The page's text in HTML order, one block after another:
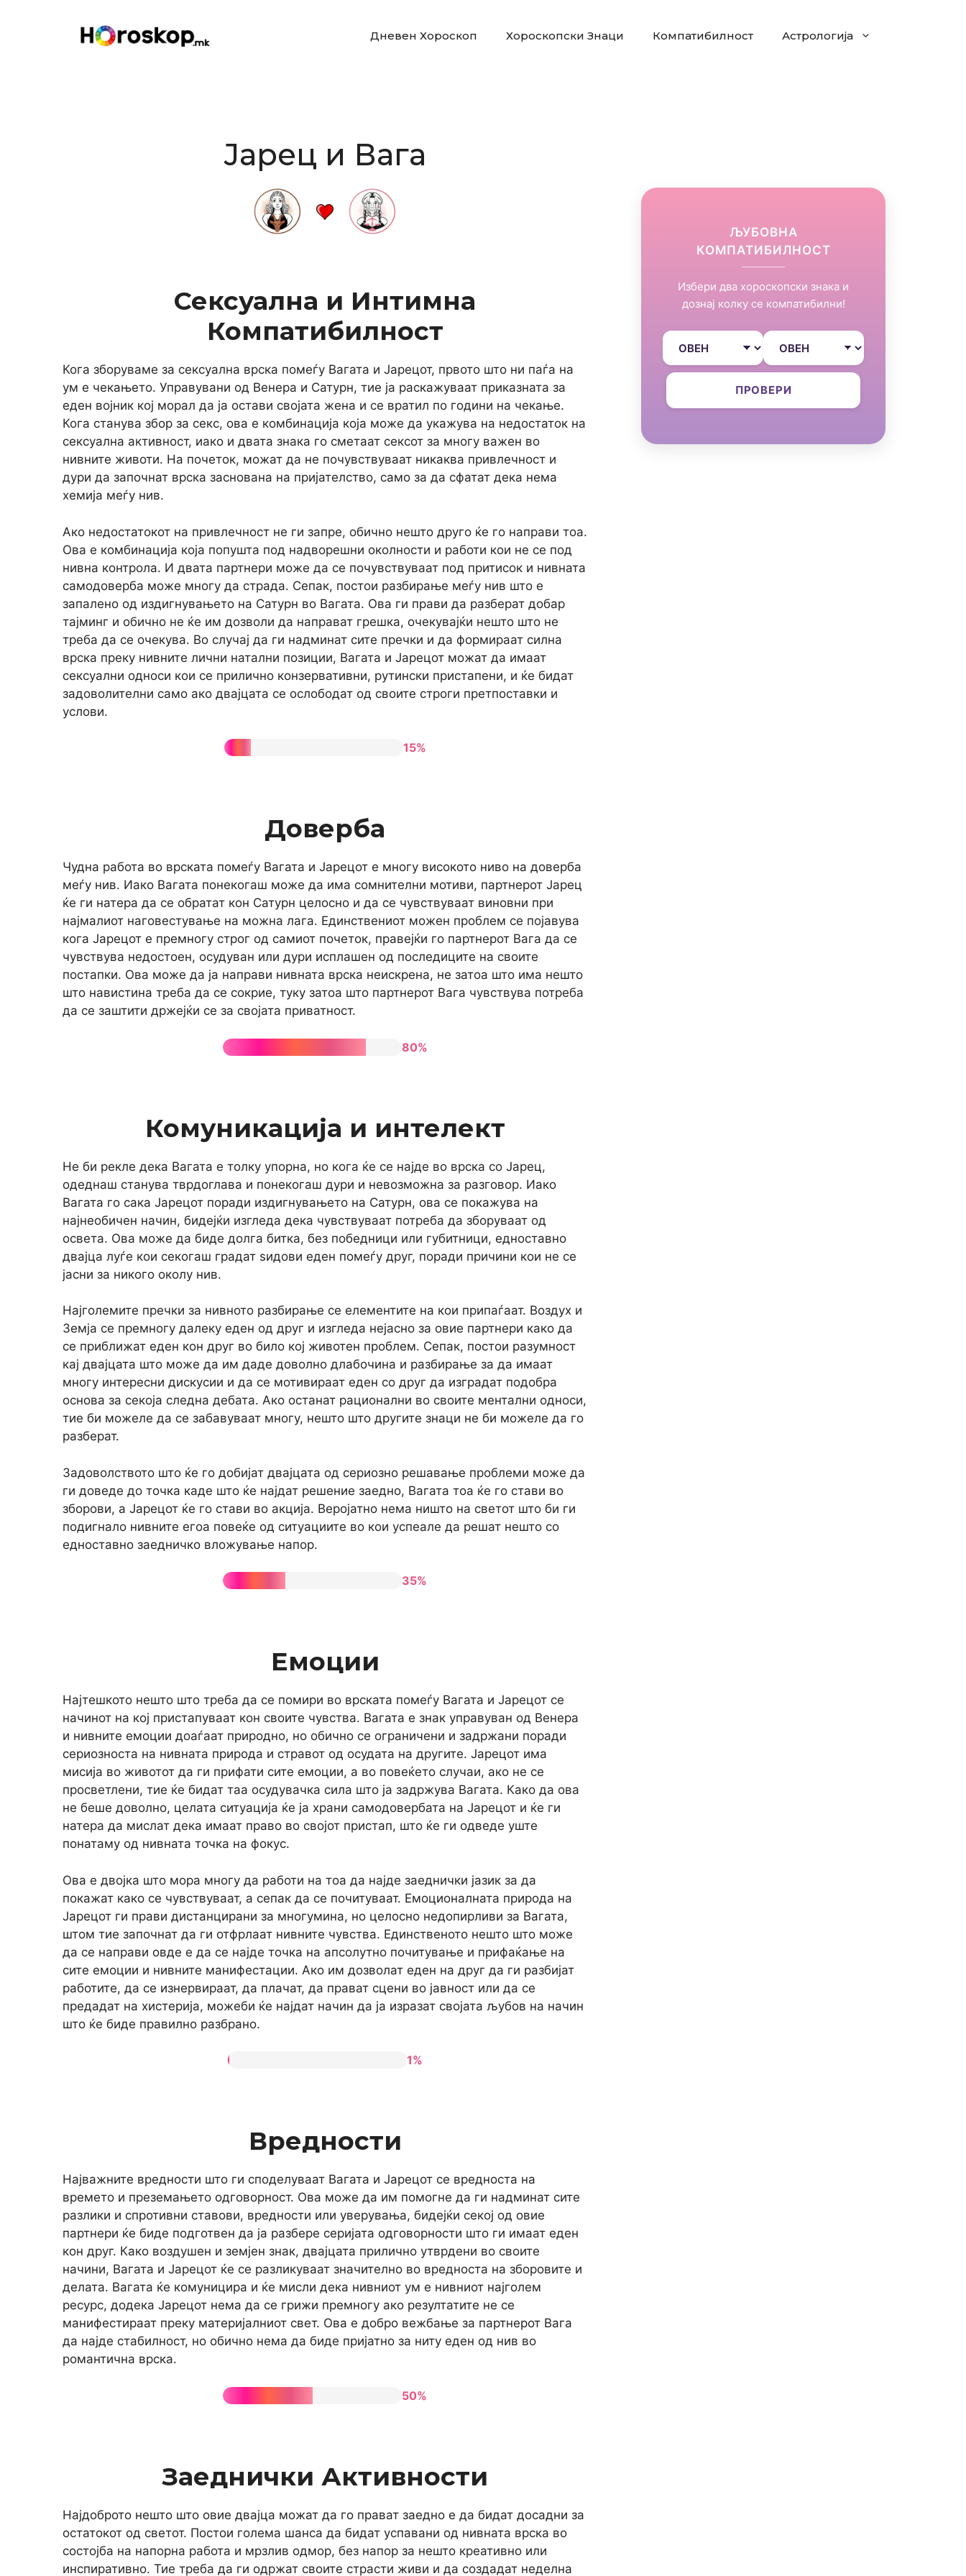
Дневен Хороскоп Хороскопски Знаци Компатибилност Астрологија
Јарец и Вага
Сексуална и Интимна
Компатибилност
Кога зборуваме за сексуална врска помеѓу Вагата и Јарецот, првото што ни паѓа на
ум е чекањето. Управувани од Венера и Сатурн, тие ја раскажуваат приказната за
еден војник кој морал да ја остави својата жена и се вратил по години на чекање.
Кога станува збор за секс, ова е комбинација која може да укажува на недостаток на
сексуална активност, иако и двата знака го сметаат сексот за многу важен во
нивните животи. На почеток, можат да не почувствуваат никаква привлечност и
дури да започнат врска заснована на пријателство, само за да сфатат дека нема
хемија меѓу нив.
Ако недостатокот на привлечност не ги запре, обично нешто друго ќе го направи тоа.
Ова е комбинација која попушта под надворешни околности и работи кои не се под
нивна контрола. И двата партнери може да се почувствуваат под притисок и нивната
самодоверба може многу да страда. Сепак, постои разбирање меѓу нив што е
запалено од издигнувањето на Сатурн во Вагата. Ова ги прави да разберат добар
тајминг и обично не ќе им дозволи да направат грешка, очекувајќи нешто што не
треба да се очекува. Во случај да ги надминат сите пречки и да формираат силна
врска преку нивните лични натални позиции, Вагата и Јарецот можат да имаат
сексуални односи кои се прилично конзервативни, рутински пристапени, и ќе бидат
задоволителни само ако двајцата се ослободат од своите строги претпоставки и
услови.
15%
Доверба
Чудна работа во врската помеѓу Вагата и Јарецот е многу високото ниво на доверба
меѓу нив. Иако Вагата понекогаш може да има сомнителни мотиви, партнерот Јарец
ќе ги натера да се обратат кон Сатурн целосно и да се чувствуваат виновни при
најмалиот наговестување на можна лага. Единствениот можен проблем се појавува
кога Јарецот е премногу строг од самиот почеток, правејќи го партнерот Вага да се
чувствува недостоен, осудуван или дури исплашен од последиците на своите
постапки. Ова може да ја направи нивната врска неискрена, не затоа што има нешто
што навистина треба да се сокрие, туку затоа што партнерот Вага чувствува потреба
да се заштити држејќи се за својата приватност.
80%
Комуникација и интелект
Не би рекле дека Вагата е толку упорна, но кога ќе се најде во врска со Јарец,
одеднаш станува тврдоглава и понекогаш дури и невозможна за разговор. Иако
Вагата го сака Јарецот поради издигнувањето на Сатурн, ова се покажува на
најнеобичен начин, бидејќи изгледа дека чувствуваат потреба да зборуваат од
освета. Ова може да биде долга битка, без победници или губитници, едноставно
двајца луѓе кои секогаш градат ѕидови еден помеѓу друг, поради причини кои не се
јасни за никого околу нив.
Најголемите пречки за нивното разбирање се елементите на кои припаѓаат. Воздух и
Земја се премногу далеку еден од друг и изгледа нејасно за овие партнери како да
се приближат еден кон друг во било кој животен проблем. Сепак, постои разумност
кај двајцата што може да им даде доволно длабочина и разбирање за да имаат
многу интересни дискусии и да се мотивираат еден со друг да изградат подобра
основа за секоја следна дебата. Ако останат рационални во своите ментални односи,
тие би можеле да се забавуваат многу, нешто што другите знаци не би можеле да го
разберат.
Задоволството што ќе го добијат двајцата од сериозно решавање проблеми може да
ги доведе до точка каде што ќе најдат решение заедно, Вагата тоа ќе го стави во
зборови, а Јарецот ќе го стави во акција. Веројатно нема ништо на светот што би ги
подигнало нивните егоа повеќе од ситуациите во кои успеале да решат нешто со
едноставно заедничко вложување напор.
35%
Емоции
Најтешкото нешто што треба да се помири во врската помеѓу Вагата и Јарецот се
начинот на кој пристапуваат кон своите чувства. Вагата е знак управуван од Венера
и нивните емоции доаѓаат природно, но обично се ограничени и задржани поради
сериозноста на нивната природа и стравот од осудата на другите. Јарецот има
мисија во животот да ги прифати сите емоции, а во повеќето случаи, ако не се
просветлени, тие ќе бидат таа осудувачка сила што ја задржува Вагата. Како да ова
не беше доволно, целата ситуација ќе ја храни самодовербата на Јарецот и ќе ги
натера да мислат дека имаат право во својот пристап, што ќе ги одведе уште
понатаму од нивната точка на фокус.
Ова е двојка што мора многу да работи на тоа да најде заеднички јазик за да
покажат како се чувствуваат, а сепак да се почитуваат. Емоционалната природа на
Јарецот ги прави дистанцирани за многумина, но целосно недопирливи за Вагата,
штом тие започнат да ги отфрлаат нивните чувства. Единственото нешто што може
да се направи овде е да се најде точка на апсолутно почитување и прифаќање на
сите емоции и нивните манифестации. Ако им дозволат еден на друг да ги разбијат
работите, да се изнервираат, да плачат, да прават сцени во јавност или да се
предадат на хистерија, можеби ќе најдат начин да ја изразат својата љубов на начин
што ќе биде правилно разбрано.
1%
Вредности
Најважните вредности што ги споделуваат Вагата и Јарецот се вредноста на
времето и преземањето одговорност. Ова може да им помогне да ги надминат сите
разлики и спротивни ставови, вредности или уверувања, бидејќи секој од овие
партнери ќе биде подготвен да ја разбере серијата одговорности што ги имаат еден
кон друг. Како воздушен и земјен знак, двајцата прилично утврдени во своите
начини, Вагата и Јарецот ќе се разликуваат значително во вредноста на зборовите и
делата. Вагата ќе комуницира и ќе мисли дека нивниот ум е нивниот најголем
ресурс, додека Јарецот нема да се грижи премногу ако резултатите не се
манифестираат преку материјалниот свет. Ова е добро вежбање за партнерот Вага
да најде стабилност, но обично нема да биде пријатно за ниту еден од нив во
романтична врска.
50%
Заеднички Активности
Најдоброто нешто што овие двајца можат да го прават заедно е да бидат досадни за
остатокот од светот. Постои голема шанса да бидат успавани од нивната врска во
состојба на напорна работа и мрзлив одмор, без напор за нешто креативно или
инспиративно. Тие треба да ги одржат своите страсти живи и да создадат неделна
ЉУБОВНА
КОМПАТИБИЛНОСТ
Избери два хороскопски знака и
дознај колку се компатибилни!
ПРОВЕРИ